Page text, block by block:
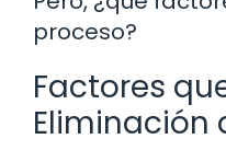
proceso?
Factores
Eliminación